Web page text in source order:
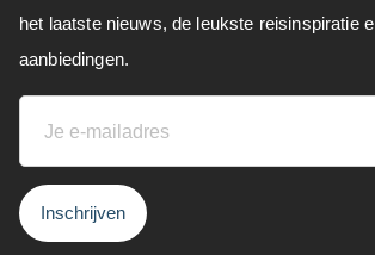
het laatste nieuws, de leukste reisinspiratie
aanbiedingen.
Inschrijven